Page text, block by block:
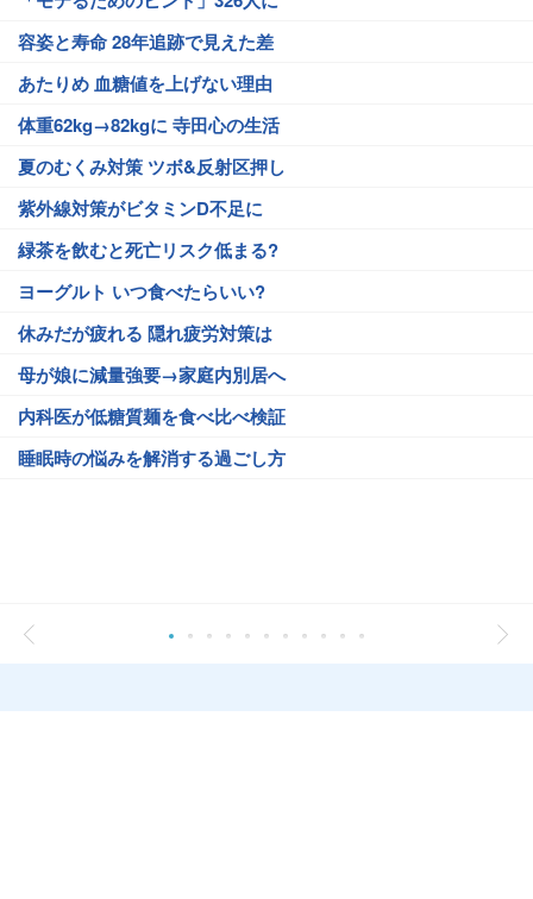
容姿と寿命 28年追跡で見えた差
あたりめ 血糖値を上げない理由
体重62kg→82kgに 寺田心の生活
夏のむくみ対策 ツボ&反射区押し
紫外線対策がビタミンD不足に
緑茶を飲むと死亡リスク低まる?
ヨーグルト いつ食べたらいい?
休みだが疲れる 隠れ疲労対策は
母が娘に減量強要→家庭内別居へ
内科医が低糖質麺を食べ比べ検証
睡眠時の悩みを解消する過ごし方